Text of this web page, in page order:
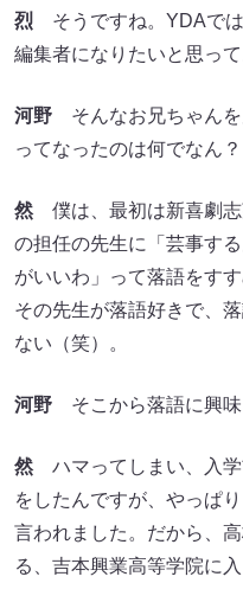
烈 そうですね。YDAで
編集者になりたいと思って
河野 そんなお兄ちゃんを
ってなったのは何でなん？
然 僕は、最初は新喜劇
の担任の先生に「芸事す
がいいわ」って落語をす
その先生が落語好きで、
ない（笑）。
河野 そこから落語に興味
然 ハマってしまい、入
をしたんですが、やっぱ
言われました。だから、
る、吉本興業高等学院に入